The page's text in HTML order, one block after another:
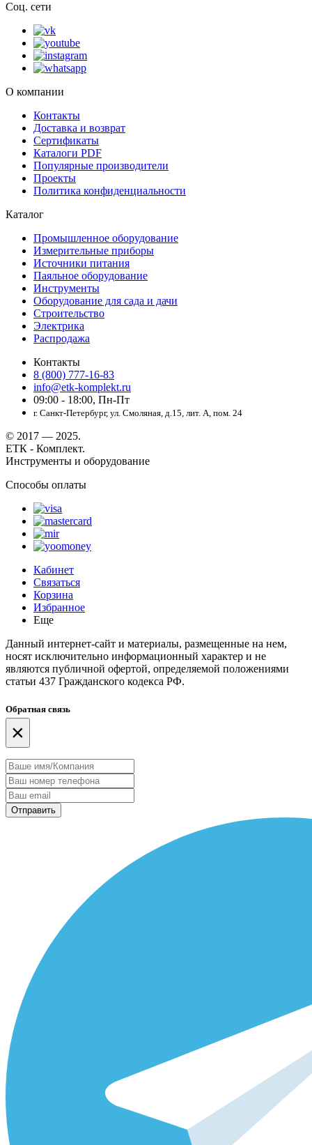
Соц. сети
О компании
Контакты
Доставка и возврат
Сертификаты
Каталоги PDF
Популярные производители
Проекты
Политика конфиденциальности
Каталог
Промышленное оборудование
Измерительные приборы
Источники питания
Паяльное оборудование
Инструменты
Оборудование для сада и дачи
Строительство
Электрика
Распродажа
Контакты
8 (800) 777-16-83
info@etk-komplekt.ru
09:00 - 18:00, Пн-Пт
г. Санкт-Петербург, ул. Смоляная, д.15, лит. А, пом. 24
© 2017 — 2025.
ЕТК - Комплект.
Инструменты и оборудование
Способы оплаты
Кабинет
Связаться
Корзина
Избранное
Еще
Данный интернет-сайт и материалы, размещенные на нем,
носят исключительно информационный характер и не
являются публичной офертой, определяемой положениями
статьи 437 Гражданского кодекса РФ.
Обратная связь
×
Отправить